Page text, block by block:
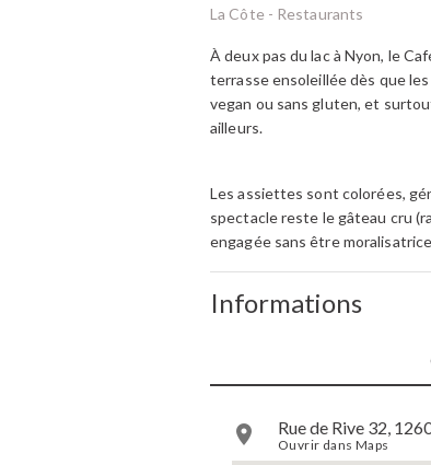
La Côte - Restaurants
À deux pas du lac à Nyon, le
terrasse ensoleillée dès que
vegan ou sans gluten, et
ailleurs.
Les assiettes sont colorées,
spectacle reste le gâteau cru
engagée sans être
Informations
Rue de Rive 32,
Ouvrir dans Maps